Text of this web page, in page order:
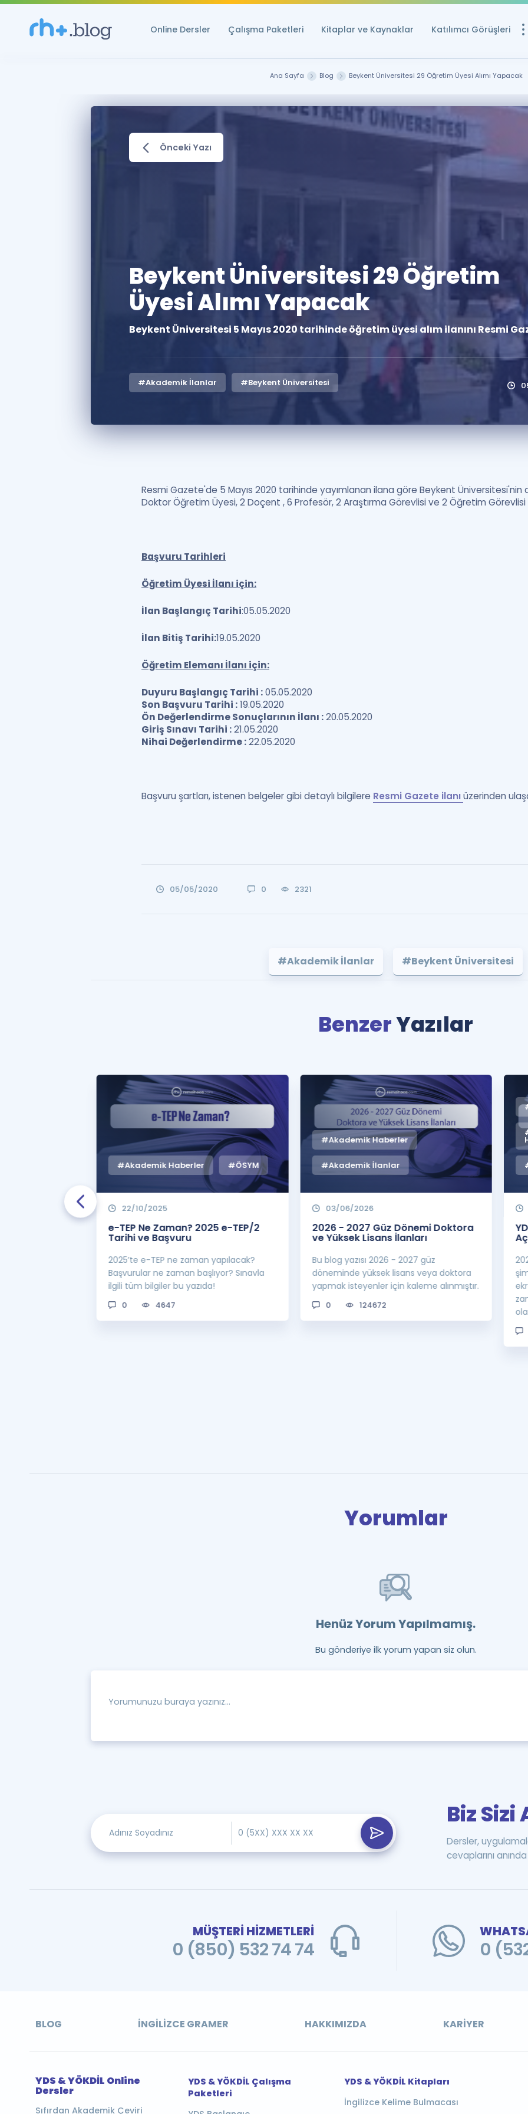
Online Dersler Çalışma Paketleri Kitaplar ve Kaynaklar Katılımcı Görüşleri
Ücretsiz
İngilizce
YDS ve YÖKDİL
YDS ve
ÖSYM Sınav
Tüm ÖSYM
Kampanyalar
Eğitim ve
Blog
YDS - YÖKDİL
İngilizce Gramer
İngilizce Gramer
Ana Sayfa Blog Beykent Üniversitesi 29 Öğretim Üyesi Alımı Yapacak
Önceki Yazı
Beykent Üniversitesi 29 Öğretim
Üyesi Alımı Yapacak
Beykent Üniversitesi 5 Mayıs 2020 tarihinde öğretim üyesi alım ilanını Resmi
#Akademik İlanlar #Beykent Üniversitesi
Resmi Gazete'de 5 Mayıs 2020 tarihinde yayımlanan ilana göre Beykent Üniversitesi'nin
Doktor Öğretim Üyesi, 2 Doçent , 6 Profesör, 2 Araştırma Görevlisi ve 2 Öğretim Görevlisi
Başvuru Tarihleri
Öğretim Üyesi İlanı için:
İlan Başlangıç Tarihi:05.05.2020
İlan Bitiş Tarihi:19.05.2020
Öğretim Elemanı İlanı için:
Duyuru Başlangıç Tarihi :05.05.2020
Son Başvuru Tarihi :19.05.2020
Ön Değerlendirme Sonuçlarının İlanı :20.05.2020
Giriş Sınavı Tarihi :21.05.2020
Nihai Değerlendirme :22.05.2020
Başvuru şartları, istenen belgeler gibi detaylı bilgilere Resmi Gazete ilanıüzerinden
05/05/2020 0 2321
#Akademik İlanlar #Beykent Üniversitesi
BenzerYazılar
#Akademik Haberler #ÖSYM
22/10/2025
e-TEP Ne Zaman? 2025 e-TEP/2
Tarihi ve Başvuru
2025’te e-TEP ne zaman yapılacak?
Başvurular ne zaman başlıyor? Sınavla
ilgili tüm bilgiler bu yazıda!
0 4647
#Akademik Haberler
#Akademik İlanlar
03/06/2026
2026 - 2027 Güz Dönemi Doktora
ve Yüksek Lisans İlanları
Bu blog yazısı 2026 - 2027 güz
döneminde yüksek lisans veya doktora
yapmak isteyenler için kaleme alınmıştır.
0 124672
Yorumlar
Henüz Yorum Yapılmamış.
Bu gönderiye ilk yorum yapan siz olun.
Biz Sizi
Dersler,
cevaplarını anında
MÜŞTERİ HİZMETLERİ
0 (850) 532 74 74 0
BLOG İNGILIZCE GRAMER HAKKIMIZDA KARIYER
YDS & YÖKDİL Online
Dersler
Sıfırdan Akademik Çeviri
YDS & YÖKDİL Çalışma
Paketleri
YDS & YÖKDİL Kitapları
İngilizce Kelime Bulmacası